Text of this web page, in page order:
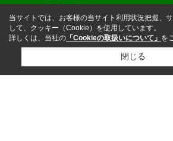
当サイトでは、お客様の当サイト利用状況把握、
して、クッキー（Cookie）を使用しています。
詳しくは、当社の 「Cookieの取扱いについて」 を
閉じる